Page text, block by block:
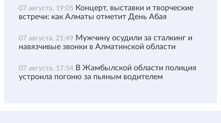
07 августа, 19:05 Концерт, выставки и творческие
встречи: как Алматы отметит День Абая
07 августа, 21:49 Мужчину осудили за сталкинг и
навязчивые звонки в Алматинской области
07 августа, 17:54 В Жамбылской области полиция
устроила погоню за пьяным водителем